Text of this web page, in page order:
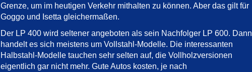
Grenze, um im heutigen Verkehr mithalten zu können. Aber das gilt für
Goggo und Isetta gleichermaßen.
Der LP 400 wird seltener angeboten als sein Nachfolger LP 600. Dann
handelt es sich meistens um Vollstahl-Modelle. Die interessanten
Halbstahl-Modelle tauchen sehr selten auf, die Vollholzversionen
eigentlich gar nicht mehr. Gute Autos kosten, je nach